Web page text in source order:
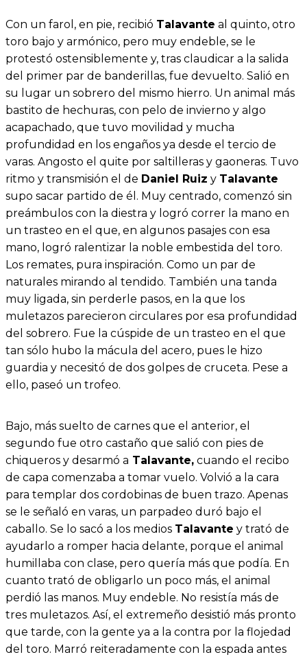
Con un farol, en pie, recibió Talavante al quinto, otro
toro bajo y armónico, pero muy endeble, se le
protestó ostensiblemente y, tras claudicar a la salida
del primer par de banderillas, fue devuelto. Salió en
su lugar un sobrero del mismo hierro. Un animal más
bastito de hechuras, con pelo de invierno y algo
acapachado, que tuvo movilidad y mucha
profundidad en los engaños ya desde el tercio de
varas. Angosto el quite por saltilleras y gaoneras. Tuvo
ritmo y transmisión el de Daniel Ruiz y Talavante
supo sacar partido de él. Muy centrado, comenzó sin
preámbulos con la diestra y logró correr la mano en
un trasteo en el que, en algunos pasajes con esa
mano, logró ralentizar la noble embestida del toro.
Los remates, pura inspiración. Como un par de
naturales mirando al tendido. También una tanda
muy ligada, sin perderle pasos, en la que los
muletazos parecieron circulares por esa profundidad
del sobrero. Fue la cúspide de un trasteo en el que
tan sólo hubo la mácula del acero, pues le hizo
guardia y necesitó de dos golpes de cruceta. Pese a
ello, paseó un trofeo.
Bajo, más suelto de carnes que el anterior, el
segundo fue otro castaño que salió con pies de
chiqueros y desarmó a Talavante, cuando el recibo
de capa comenzaba a tomar vuelo. Volvió a la cara
para templar dos cordobinas de buen trazo. Apenas
se le señaló en varas, un parpadeo duró bajo el
caballo. Se lo sacó a los medios Talavante y trató de
ayudarlo a romper hacia delante, porque el animal
humillaba con clase, pero quería más que podía. En
cuanto trató de obligarlo un poco más, el animal
perdió las manos. Muy endeble. No resistía más de
tres muletazos. Así, el extremeño desistió más pronto
que tarde, con la gente ya a la contra por la flojedad
del toro. Marró reiteradamente con la espada antes